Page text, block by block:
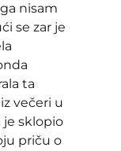
nisam
se zar je
ta
večeri u
je sklopio
priču o